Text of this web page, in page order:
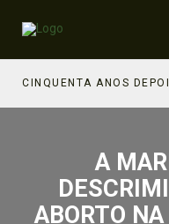
A
ABORTO